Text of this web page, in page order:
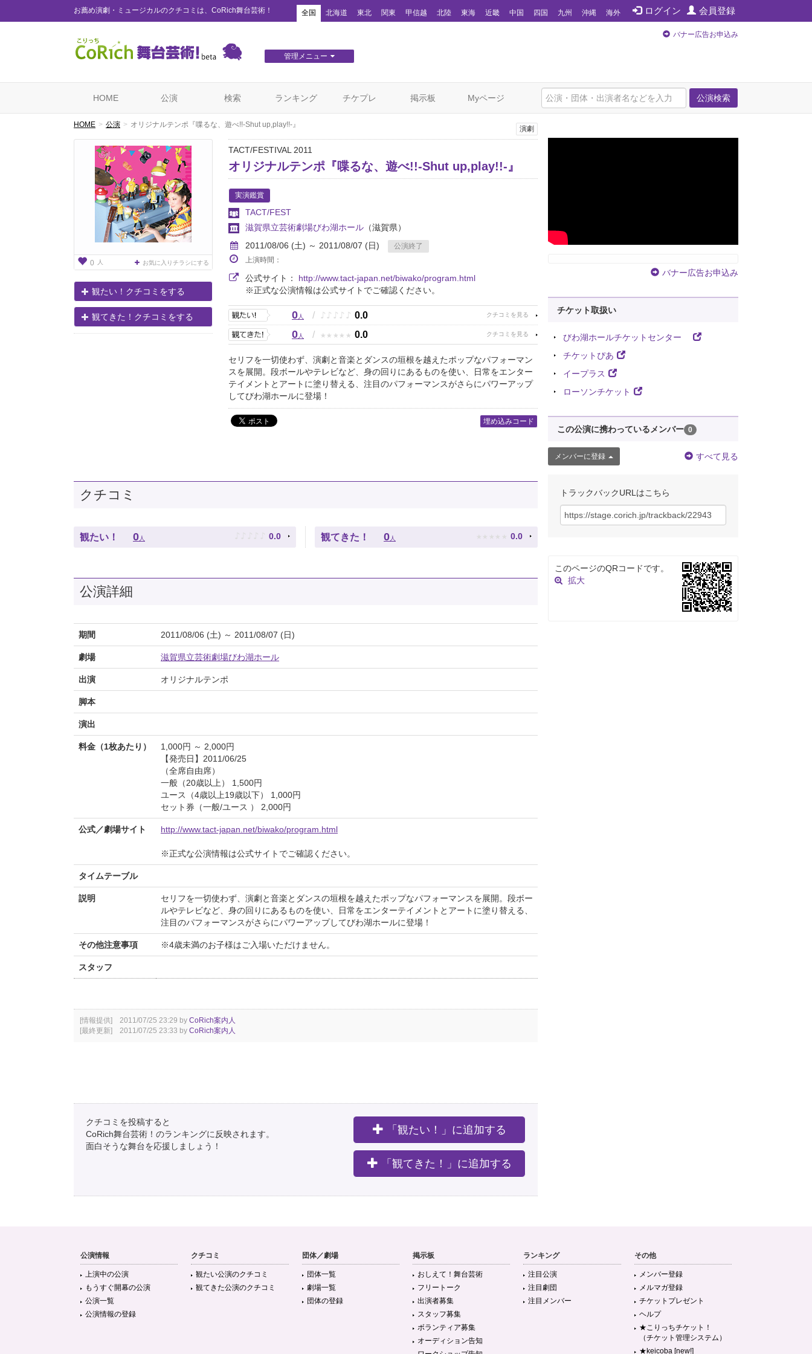
お薦め演劇・ミュージカルのクチコミは、CoRich舞台芸術！ ログイン 会員登録
全国 北海道 東北 関東 甲信越 北陸 東海 近畿 中国 四国 九州 沖縄 海外
管理メニュー
バナー広告お申込み
公演検索
HOME 公演 検索 ランキング チケプレ 掲示板 Myページ
HOME 公演 オリジナルテンポ『喋るな、遊べ!!-Shut up,play!!-』
0 人 お気に入りチラシにする
観たい！クチコミをする
観てきた！クチコミをする
演劇
TACT/FESTIVAL 2011
オリジナルテンポ『喋るな、遊べ!!-Shut up,play!!-』
実演鑑賞
TACT/FEST
滋賀県立芸術劇場びわ湖ホール （滋賀県）
2011/08/06 (土) ～ 2011/08/07 (日)
公演終了
上演時間：
公式サイト： http://www.tact-japan.net/biwako/program.html
※正式な公演情報は公式サイトでご確認ください。
0人 / ♪ ♪ ♪ ♪ ♪ 0.0
0人 / ★ ★ ★ ★ ★ 0.0
セリフを一切使わず、演劇と音楽とダンスの垣根を越えたポップなパフォーマン
スを展開。段ボールやテレビなど、身の回りにあるものを使い、日常をエンター
テイメントとアートに塗り替える、注目のパフォーマンスがさらにパワーアップ
してびわ湖ホールに登場！
埋め込みコード
クチコミ
観たい！ 0 人 ♪ ♪ ♪ ♪ ♪ 0.0 観てきた！ 0 人 ★ ★ ★ ★ ★ 0.0
公演詳細
期間 2011/08/06 (土) ～ 2011/08/07 (日)
劇場 滋賀県立芸術劇場びわ湖ホール
出演 オリジナルテンポ
脚本
演出
料金（1枚あたり）
1,000円 ～ 2,000円
【発売日】2011/06/25
（全席自由席）
一般（20歳以上） 1,500円
ユース（4歳以上19歳以下） 1,000円
セット券（一般/ユース ） 2,000円
公式／劇場サイト http://www.tact-japan.net/biwako/program.html
※正式な公演情報は公式サイトでご確認ください。
タイムテーブル
説明
セリフを一切使わず、演劇と音楽とダンスの垣根を越えたポップなパフォーマンスを展開。段ボー
ルやテレビなど、身の回りにあるものを使い、日常をエンターテイメントとアートに塗り替える、
注目のパフォーマンスがさらにパワーアップしてびわ湖ホールに登場！
その他注意事項 ※4歳未満のお子様はご入場いただけません。
スタッフ
[情報提供] 2011/07/25 23:29 by CoRich案内人
[最終更新] 2011/07/25 23:33 by CoRich案内人
クチコミを投稿すると
CoRich舞台芸術！のランキングに反映されます。
面白そうな舞台を応援しましょう！
「観たい！」に追加する
「観てきた！」に追加する
バナー広告お申込み
チケット取扱い
びわ湖ホールチケットセンター
チケットぴあ
イープラス
ローソンチケット
この公演に携わっているメンバー 0
メンバーに登録 すべて見る
トラックバックURLはこちら
このページのQRコードです。
拡大
公演情報
上演中の公演
もうすぐ開幕の公演
公演一覧
公演情報の登録
クチコミ
観たい公演のクチコミ
観てきた公演のクチコミ
団体／劇場
団体一覧
劇場一覧
団体の登録
掲示板
おしえて！舞台芸術
フリートーク
出演者募集
スタッフ募集
ボランティア募集
オーディション告知
ランキング
注目公演
注目劇団
注目メンバー
その他
メンバー登録
メルマガ登録
チケットプレゼント
ヘルプ
★こりっちチケット！
（チケット管理システム）
★keicoba [new!]